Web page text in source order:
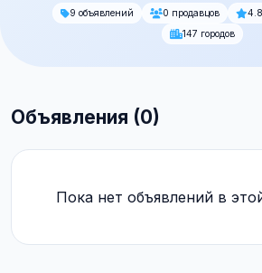
9 объявлений 0 продавцов
147 городов
Объявления (0)
Пока нет объявлений в